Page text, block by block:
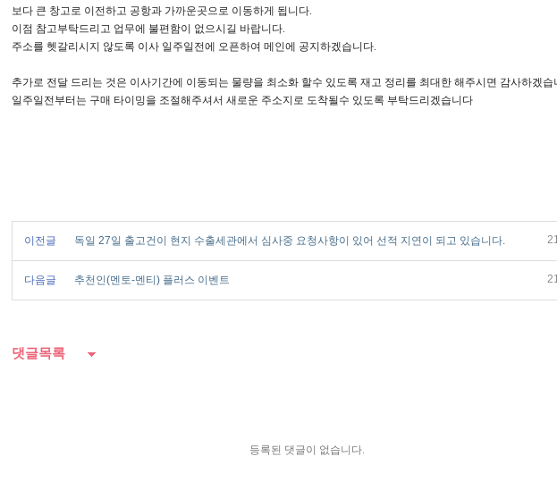
보다 큰 창고로 이전하고 공항과 가까운곳으로 이동하게 됩니다.
이점 참고부탁드리고 업무에 불편함이 없으시길 바랍니다.
주소를 헷갈리시지 않도록 이사 일주일전에 오픈하여 메인에 공지하겠습니다.
추가로 전달 드리는 것은 이사기간에 이동되는 물량을 최소화 할수 있도록 재고 정리를 최대한 해주시면 감사하겠습
일주일전부터는 구매 타이밍을 조절해주셔서 새로운 주소지로 도착될수 있도록 부탁드리겠습니다
이전글 독일 27일 출고건이 현지 수출세관에서 심사중 요청사항이 있어 선적 지연이 되고 있습니다.
다음글 추천인(멘토-멘티) 플러스 이벤트
댓글목록
등록된 댓글이 없습니다.